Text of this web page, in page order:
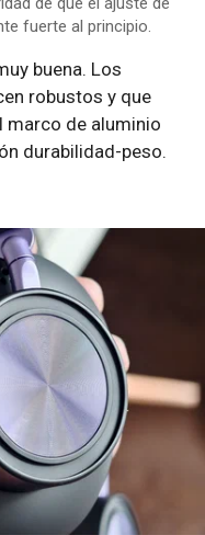
fuerte al principio.
buena. Los
robustos y que
marco de aluminio
durabilidad-peso.